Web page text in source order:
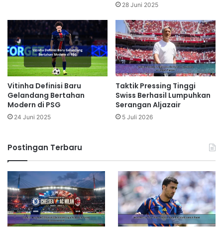
28 Juni 2025
Vitinha Definisi Baru
Gelandang Bertahan
Modern di PSG
24 Juni 2025
Taktik Pressing Tinggi
Swiss Berhasil Lumpuhkan
Serangan Aljazair
5 Juli 2026
Postingan Terbaru